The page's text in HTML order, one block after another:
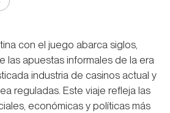
con el juego abarca siglos,
las apuestas informales de la era
industria de casinos actual y
reguladas. Este viaje refleja las
económicas y políticas más